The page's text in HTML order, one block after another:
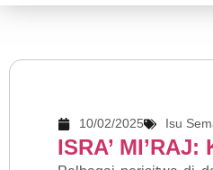
10/02/2025 Isu
ISRA’